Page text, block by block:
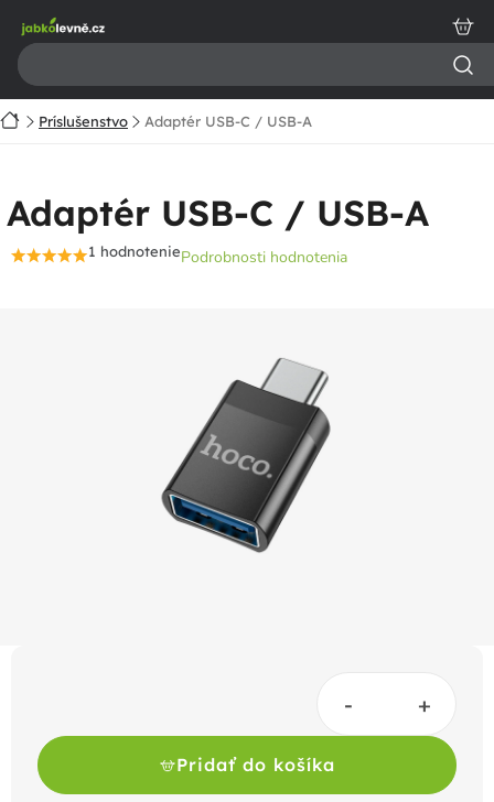
obsah
DomovPríslušenstvo Adaptér USB-C / USB-A
Adaptér USB-C / USB-A
Priemerné
1 hodnoteniePodrobnosti hodnotenia
Pridať do košíka